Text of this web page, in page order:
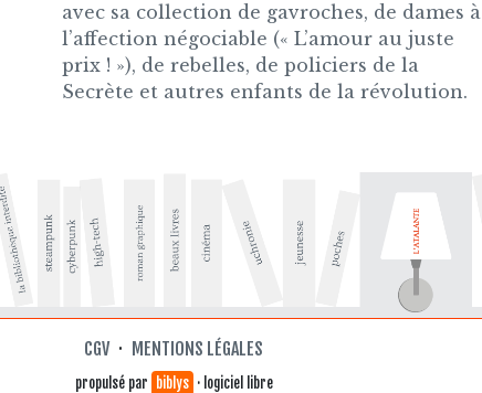
avec sa collection de gavroches, de dames à
l’affection négociable (« L’amour au juste
prix ! »), de rebelles, de policiers de la
Secrète et autres enfants de la révolution.
CGV · MENTIONS LÉGALES
propulsé par biblys · logiciel libre